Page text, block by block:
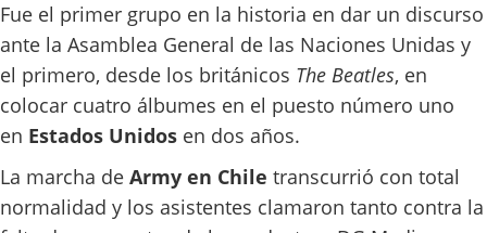
Fue el primer grupo en la historia en dar un discurso
ante la Asamblea General de las Naciones Unidas y
el primero, desde los británicos The Beatles, en
colocar cuatro álbumes en el puesto número uno
en Estados Unidos en dos años.
La marcha de Army en Chile transcurrió con total
normalidad y los asistentes clamaron tanto contra la